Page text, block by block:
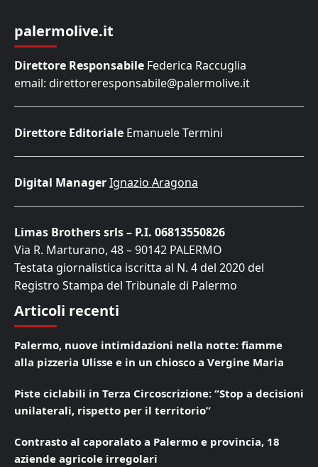
palermolive.it
Direttore Responsabile Federica Raccuglia
email: direttoreresponsabile@palermolive.it
Direttore Editoriale Emanuele Termini
Digital ManagerIgnazio Aragona
Limas Brothers srls – P.I. 06813550826
Via R. Marturano, 48 – 90142 PALERMO
Testata giornalistica iscritta al N. 4 del 2020 del
Registro Stampa del Tribunale di Palermo
Articoli recenti
Palermo, nuove intimidazioni nella notte: fiamme
alla pizzeria Ulisse e in un chiosco a Vergine Maria
Piste ciclabili in Terza Circoscrizione: “Stop a decisioni
unilaterali, rispetto per il territorio”
Contrasto al caporalato a Palermo e provincia, 18
aziende agricole irregolari